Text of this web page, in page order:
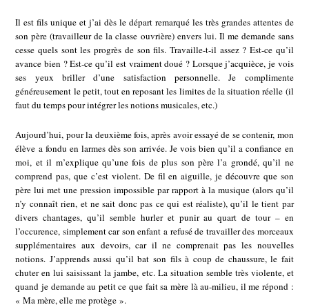
Il est fils unique et j’ai dès le départ remarqué les très grandes attentes de
son père (travailleur de la classe ouvrière) envers lui. Il me demande sans
cesse quels sont les progrès de son fils. Travaille-t-il assez ? Est-ce qu’il
avance bien ? Est-ce qu’il est vraiment doué ? Lorsque j’acquièce, je vois
ses yeux briller d’une satisfaction personnelle. Je complimente
généreusement le petit, tout en reposant les limites de la situation réelle (il
faut du temps pour intégrer les notions musicales, etc.)
Aujourd’hui, pour la deuxième fois, après avoir essayé de se contenir, mon
élève a fondu en larmes dès son arrivée. Je vois bien qu’il a confiance en
moi, et il m’explique qu’une fois de plus son père l’a grondé, qu’il ne
comprend pas, que c’est violent. De fil en aiguille, je découvre que son
père lui met une pression impossible par rapport à la musique (alors qu’il
n’y connaît rien, et ne sait donc pas ce qui est réaliste), qu’il le tient par
divers chantages, qu’il semble hurler et punir au quart de tour – en
l’occurence, simplement car son enfant a refusé de travailler des morceaux
supplémentaires aux devoirs, car il ne comprenait pas les nouvelles
notions. J’apprends aussi qu’il bat son fils à coup de chaussure, le fait
chuter en lui saisissant la jambe, etc. La situation semble très violente, et
quand je demande au petit ce que fait sa mère là au-milieu, il me répond :
« Ma mère, elle me protège ».